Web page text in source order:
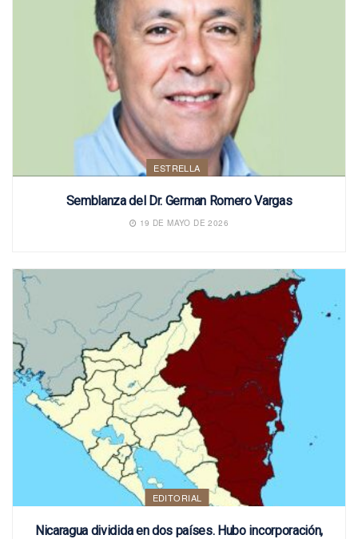
ESTRELLA
Semblanza del Dr. German Romero Vargas
19 DE MAYO DE 2026
EDITORIAL
Nicaragua dividida en dos países. Hubo incorporación,